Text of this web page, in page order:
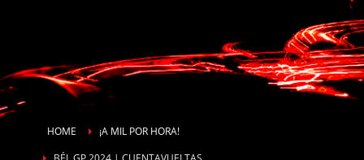
HOME
¡A MIL POR HORA!